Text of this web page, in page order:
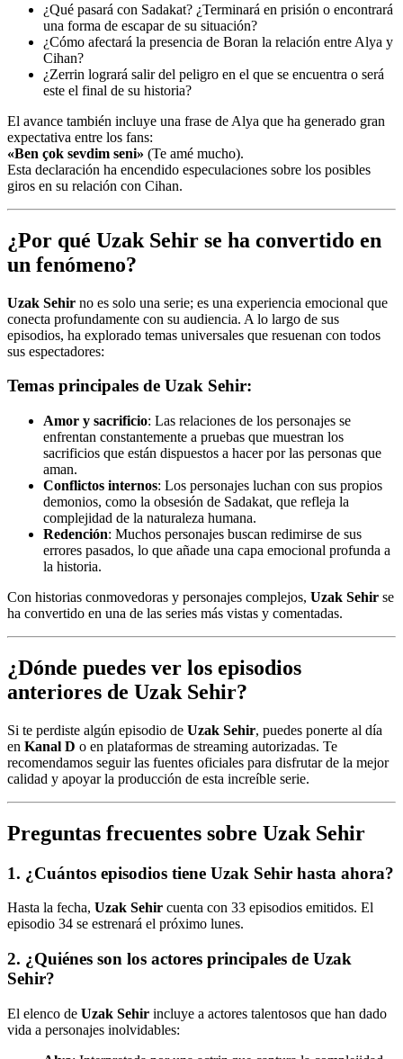
¿Qué pasará con Sadakat? ¿Terminará en prisión o encontrará
una forma de escapar de su situación?
¿Cómo afectará la presencia de Boran la relación entre Alya y
Cihan?
¿Zerrin logrará salir del peligro en el que se encuentra o será
este el final de su historia?
El avance también incluye una frase de Alya que ha generado gran
expectativa entre los fans:
«Ben çok sevdim seni» (Te amé mucho).
Esta declaración ha encendido especulaciones sobre los posibles
giros en su relación con Cihan.
¿Por qué Uzak Sehir se ha convertido en
un fenómeno?
Uzak Sehir no es solo una serie; es una experiencia emocional que
conecta profundamente con su audiencia. A lo largo de sus
episodios, ha explorado temas universales que resuenan con todos
sus espectadores:
Temas principales de Uzak Sehir:
Amor y sacrificio: Las relaciones de los personajes se
enfrentan constantemente a pruebas que muestran los
sacrificios que están dispuestos a hacer por las personas que
aman.
Conflictos internos: Los personajes luchan con sus propios
demonios, como la obsesión de Sadakat, que refleja la
complejidad de la naturaleza humana.
Redención: Muchos personajes buscan redimirse de sus
errores pasados, lo que añade una capa emocional profunda a
la historia.
Con historias conmovedoras y personajes complejos, Uzak Sehir se
ha convertido en una de las series más vistas y comentadas.
¿Dónde puedes ver los episodios
anteriores de Uzak Sehir?
Si te perdiste algún episodio de Uzak Sehir, puedes ponerte al día
en Kanal D o en plataformas de streaming autorizadas. Te
recomendamos seguir las fuentes oficiales para disfrutar de la mejor
calidad y apoyar la producción de esta increíble serie.
Preguntas frecuentes sobre Uzak Sehir
1. ¿Cuántos episodios tiene Uzak Sehir hasta ahora?
Hasta la fecha, Uzak Sehir cuenta con 33 episodios emitidos. El
episodio 34 se estrenará el próximo lunes.
2. ¿Quiénes son los actores principales de Uzak
Sehir?
El elenco de Uzak Sehir incluye a actores talentosos que han dado
vida a personajes inolvidables: